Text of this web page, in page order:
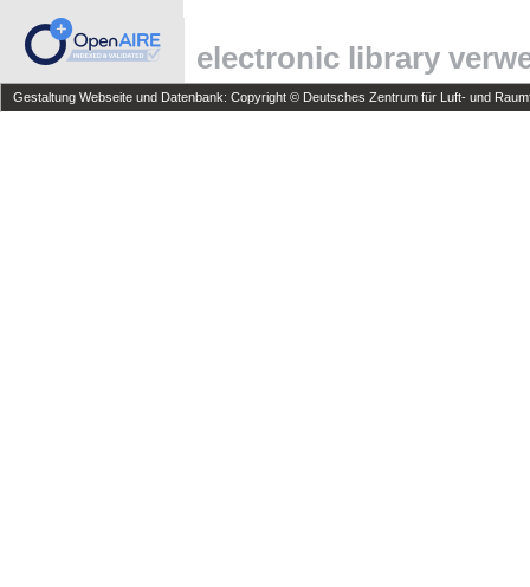
electronic library
Gestaltung Webseite und Datenbank: Copyright © Deutsches Zentrum für Luft- und